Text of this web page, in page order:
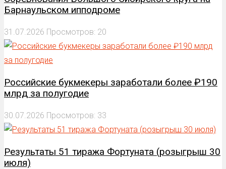
Барнаульском ипподроме
31.07.2026 Просмотров: 20
Российские букмекеры заработали более ₽190
млрд за полугодие
30.07.2026 Просмотров: 33
Результаты 51 тиража Фортуната (розыгрыш 30
июля)